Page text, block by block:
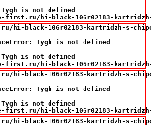
is not defined
first.ru/hi-black-106r02183-
black-106r02183-kartridzh-s-
Tygh is not defined
is not defined
first.ru/hi-black-106r02183-
black-106r02183-kartridzh-s-
Tygh is not defined
is not defined
first.ru/hi-black-106r02183-
black-106r02183-kartridzh-s-